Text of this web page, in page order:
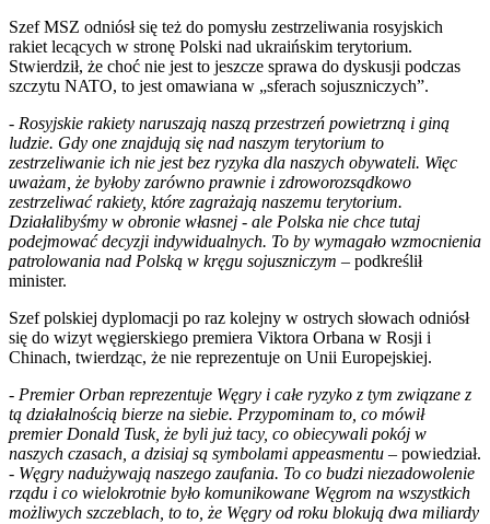
Szef MSZ odniósł się też do pomysłu zestrzeliwania rosyjskich
rakiet lecących w stronę Polski nad ukraińskim terytorium.
Stwierdził, że choć nie jest to jeszcze sprawa do dyskusji podczas
szczytu NATO, to jest omawiana w „sferach sojuszniczych”.
- Rosyjskie rakiety naruszają naszą przestrzeń powietrzną i giną
ludzie. Gdy one znajdują się nad naszym terytorium to
zestrzeliwanie ich nie jest bez ryzyka dla naszych obywateli. Więc
uważam, że byłoby zarówno prawnie i zdroworozsądkowo
zestrzeliwać rakiety, które zagrażają naszemu terytorium.
Działalibyśmy w obronie własnej - ale Polska nie chce tutaj
podejmować decyzji indywidualnych. To by wymagało wzmocnienia
patrolowania nad Polską w kręgu sojuszniczym – podkreślił
minister.
Szef polskiej dyplomacji po raz kolejny w ostrych słowach odniósł
się do wizyt węgierskiego premiera Viktora Orbana w Rosji i
Chinach, twierdząc, że nie reprezentuje on Unii Europejskiej.
- Premier Orban reprezentuje Węgry i całe ryzyko z tym związane z
tą działalnością bierze na siebie. Przypominam to, co mówił
premier Donald Tusk, że byli już tacy, co obiecywali pokój w
naszych czasach, a dzisiaj są symbolami appeasmentu – powiedział.
- Węgry nadużywają naszego zaufania. To co budzi niezadowolenie
rządu i co wielokrotnie było komunikowane Węgrom na wszystkich
możliwych szczeblach, to to, że Węgry od roku blokują dwa miliardy